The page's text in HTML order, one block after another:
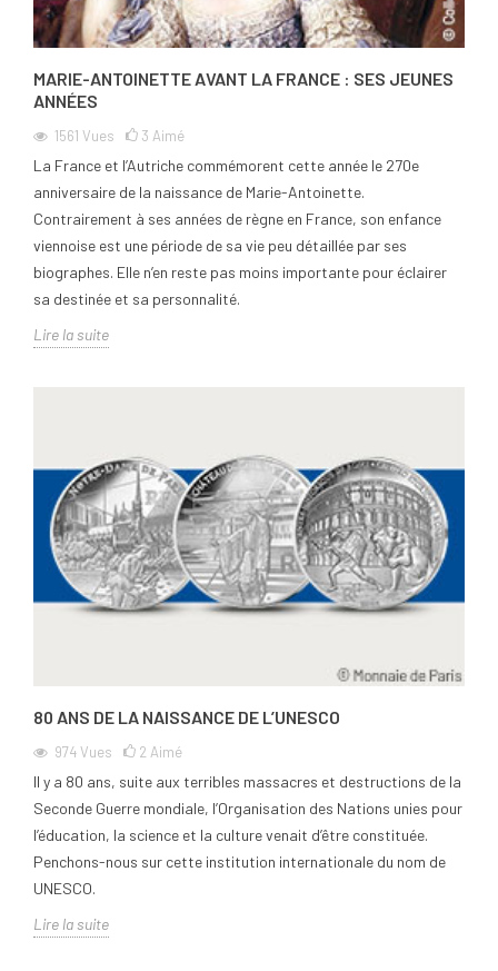
MARIE-ANTOINETTE AVANT LA FRANCE : SES JEUNES
ANNÉES
1561 Vues 3 Aimé
La France et l’Autriche commémorent cette année le 270e
anniversaire de la naissance de Marie-Antoinette.
Contrairement à ses années de règne en France, son enfance
viennoise est une période de sa vie peu détaillée par ses
biographes. Elle n’en reste pas moins importante pour éclairer
sa destinée et sa personnalité.
Lire la suite
80 ANS DE LA NAISSANCE DE L’UNESCO
974Vues 2 Aimé
Il y a 80 ans, suite aux terribles massacres et destructions de la
Seconde Guerre mondiale, l’Organisation des Nations unies pour
l’éducation, la science et la culture venait d’être constituée.
Penchons-nous sur cette institution internationale du nom de
UNESCO.
Lire la suite